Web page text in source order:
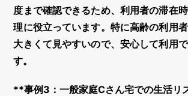
度まで確認できるため、利用者の滞在
理に役立っています。特に高齢の利用
大きくて見やすいので、安心して利用
す。
**事例3：一般家庭Cさん宅での生活リ